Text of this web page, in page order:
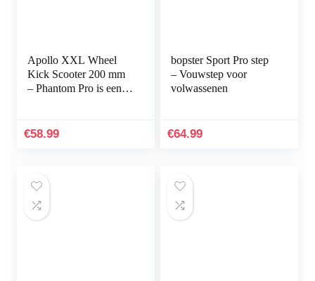
Apollo XXL Wheel
Kick Scooter 200 mm
– Phantom Pro is een
hoogte verstelbare
€58.99
bopster Sport Pro step
– Vouwstep voor
volwassenen
€64.99